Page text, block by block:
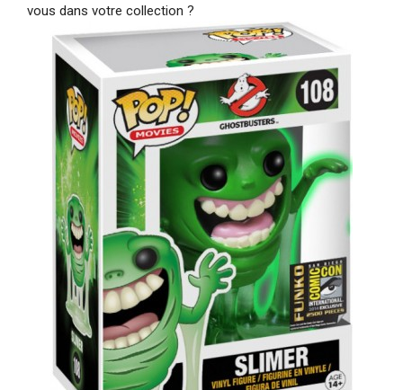
vous dans votre collection ?